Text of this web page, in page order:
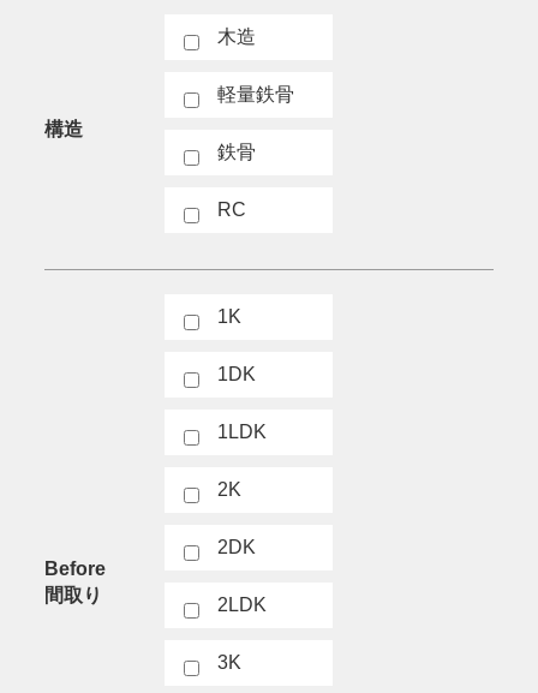
構造
木造
軽量鉄骨
鉄骨
RC
Before
間取り
1K
1DK
1LDK
2K
2DK
2LDK
3K